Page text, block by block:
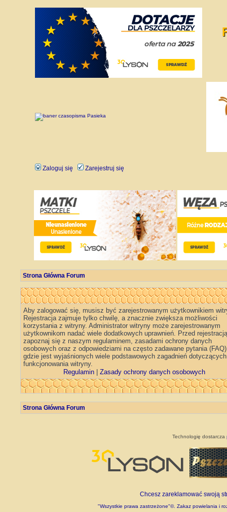
Zaloguj się Zarejestruj się
Strona Główna Forum
Aby zalogować się, musisz być zarejestrowanym użytkownikiem
Rejestracja zajmuje tylko chwilę, a znacznie zwiększa możliwości
korzystania z witryny. Administrator witryny może zarejestrowanym
użytkownikom nadać wiele dodatkowych uprawnień. Przed rejestracją
zapoznaj się z naszym regulaminem, zasadami ochrony danych
osobowych oraz z odpowiedziami na często zadawane pytania
gdzie jest wyjaśnionych wiele podstawowych zagadnień dotyczących
funkcjonowania witryny.
Regulamin
Zasady ochrony danych osobowych
Strona Główna Forum
Technologię dostarcza
Chcesz zareklamować swoją
"Wszystkie prawa zastrzeżone"©. Zakaz powielania i